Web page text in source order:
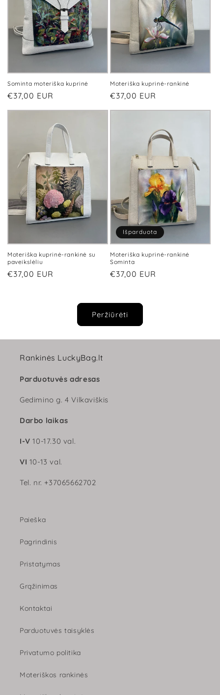
Sominta moteriška kuprinė
Įprasta
kaina
€37,00 EUR
Moteriška kuprinė-rankinė
Įprasta
kaina
€37,00 EUR
Moteriška kuprinė-rankinė su
paveikslėliu
Įprasta
€37,00 EUR
Išparduota
Moteriška kuprinė-rankinė
Sominta
Įprasta
€37,00 EUR
Peržiūrėti
Rankinės LuckyBag.lt
Parduotuvės adresas
Gedimino g. 4 Vilkaviškis
Darbo laikas
I-V 10-17.30 val.
VI 10-13 val.
Tel. nr. +37065662702
Paieška
Pagrindinis
Pristatymas
Grąžinimas
Kontaktai
Parduotuvės taisyklės
Privatumo politika
Moteriškos rankinės